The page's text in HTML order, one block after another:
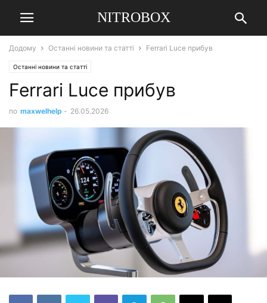
NITROBOX
Додому Останні новини та статті Ferrari Luce прибув
Останні новини та статті
Ferrari Luce прибув
по maxwelhelp - 26.05.2026